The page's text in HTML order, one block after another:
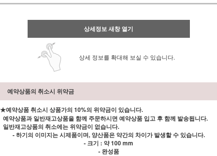
상세정보 새창 열기
상세 정보를 확대해 보실 수 있습니다.
예약상품의 취소시 위약금
★예약상품 취소시 상품가의 10%의 위약금이 있습니다.
예약상품과 일반재고상품을 함께 주문하시면 예약상품 입고 후 함께 발송됩니다.
일반재고상품의 취소에는 위약금이 없습니다.
- 하기의 이미지는 시제품이며, 양산품은 약간의 차이가 발생할 수 있습니다.
- 크기 : 약 100 mm
- 완성품